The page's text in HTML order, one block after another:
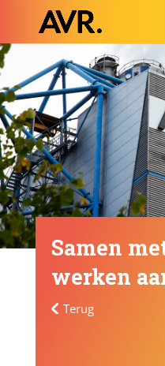
Samen
werken
Terug